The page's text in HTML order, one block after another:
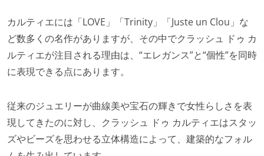
カルティエには「LOVE」「Trinity」「Juste un Clou」な
ど数多くの名作がありますが、その中でクラッシュ ドゥ カ
ルティエが注目される理由は、“エレガンス”と“個性”を同時
に表現できる点にあります。
従来のジュエリーが曲線美や宝石の輝きで女性らしさを表
現してきたのに対し、クラッシュ ドゥ カルティエはスタッ
ズやビーズを思わせる立体構造によって、建築的なフォル